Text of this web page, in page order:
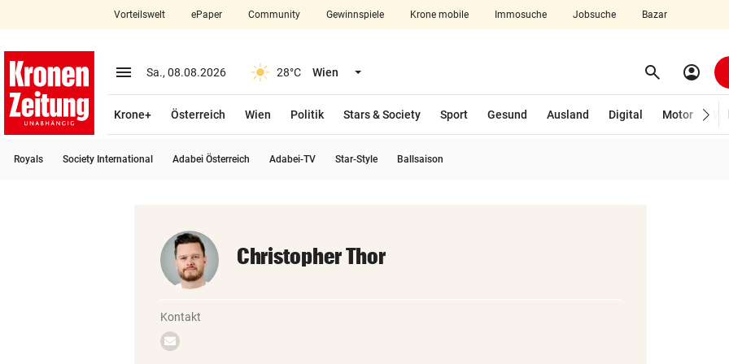
closeSchließen
account_circle Anmelden
arrow_right
Vorteilswelt ePaper Community Gewinnspiele Krone mobile Immosuche Jobsuche Bazar
menu Menü aufklappen
Sa., 08.08.2026 28°C Wien Menü aufklappen search Suchen
account_circle
Krone+ Österreich Wien Politik Stars & Society Sport Gesund Ausland Digital Motor
Royals Society International Adabei Österreich Adabei-TV Star-Style Ballsaison
Christopher Thor
Kontakt
Email
schreiben